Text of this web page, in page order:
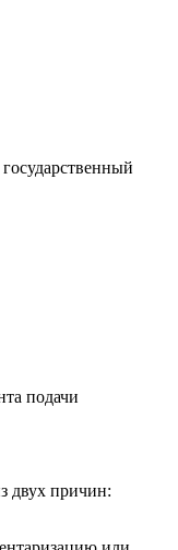
подачи
двух причин: